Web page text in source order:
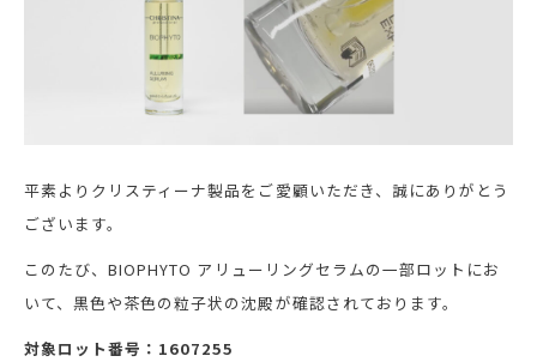
お問い合わせ
プライバシーポリシー
平素よりクリスティーナ製品をご愛顧いただき、誠にありがとう
ございます。
このたび、BIOPHYTO アリューリングセラムの一部ロットにお
いて、黒色や茶色の粒子状の沈殿が確認されております。
対象ロット番号：1607255